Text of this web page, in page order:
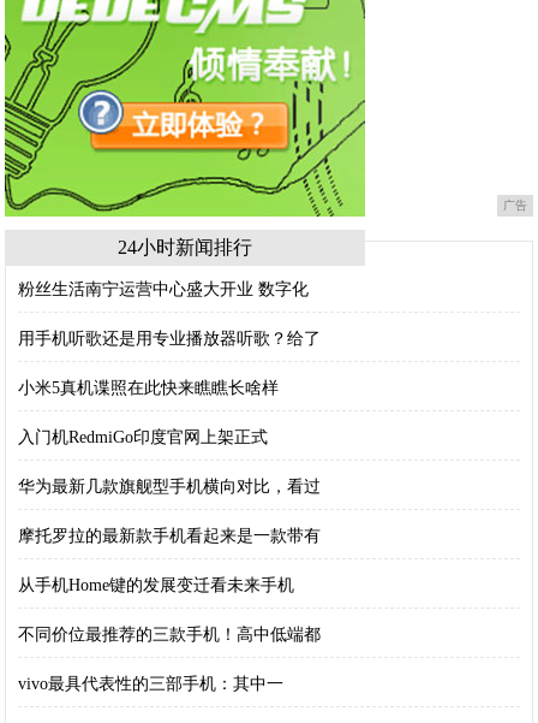
广告
24小时新闻排行
粉丝生活南宁运营中心盛大开业 数字化
用手机听歌还是用专业播放器听歌？给了
小米5真机谍照在此快来瞧瞧长啥样
入门机RedmiGo印度官网上架正式
华为最新几款旗舰型手机横向对比，看过
摩托罗拉的最新款手机看起来是一款带有
从手机Home键的发展变迁看未来手机
不同价位最推荐的三款手机！高中低端都
vivo最具代表性的三部手机：其中一